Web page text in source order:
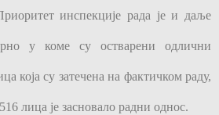
инспекције рада је и даље
у коме су остварени одлични
која су затечена на фактичком раду,
лица је засновало радни однос.